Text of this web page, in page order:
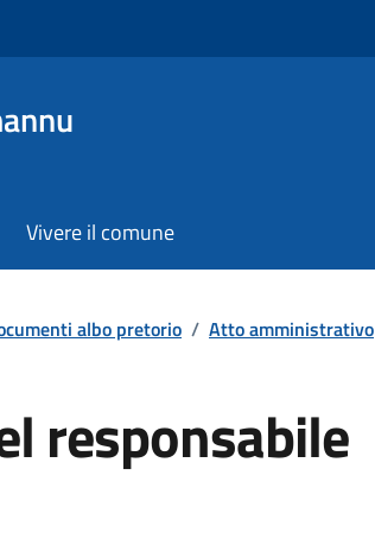
Vivere il comune
albo pretorio / Atto amministrativo
responsabile